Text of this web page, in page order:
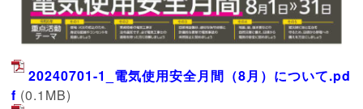
20240701-1_電気使用安全月間（8月）について.pd
f (0.1MB)